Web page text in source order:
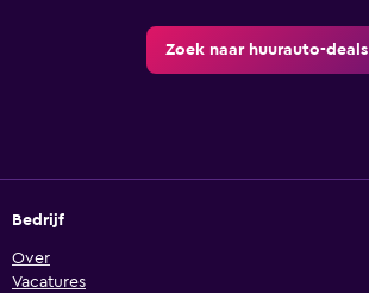
Zoek naar huurauto-deals
Bedrijf
Over
Vacatures